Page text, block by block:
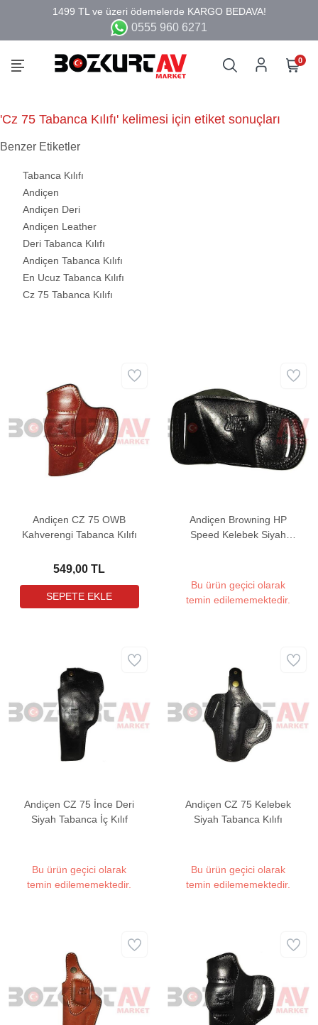
0555 960 6271
0
'Cz 75 Tabanca Kılıfı' kelimesi için etiket sonuçları
Benzer Etiketler
Tabanca Kılıfı
Andiçen
Andiçen Deri
Andiçen Leather
Deri Tabanca Kılıfı
Andiçen Tabanca Kılıfı
En Ucuz Tabanca Kılıfı
Cz 75 Tabanca Kılıfı
Andiçen CZ 75 OWB
Kahverengi Tabanca Kılıfı
549,00 TL
Andiçen Browning HP
Speed Kelebek Siyah
Bu ürün geçici olarak
temin edilememektedir.
Andiçen CZ 75 İnce Deri
Siyah Tabanca İç Kılıf
Bu ürün geçici olarak
temin edilememektedir.
Andiçen CZ 75 Kelebek
Siyah Tabanca Kılıfı
Bu ürün geçici olarak
temin edilememektedir.